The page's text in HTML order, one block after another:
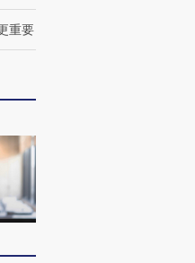
视线｜“入侵”还是“人道危
机”？难民潮撕裂西班牙
【商旅对话】华住集团
CFO：不靠规模取胜，华
重要